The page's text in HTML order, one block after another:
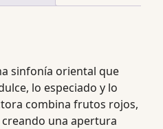
sinfonía oriental que
lo especiado y lo
combina frutos rojos,
una apertura